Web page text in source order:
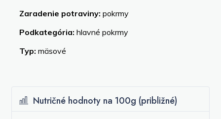
Zaradenie potraviny: pokrmy
Podkategória: hlavné pokrmy
Typ: mäsové
Nutričné hodnoty na 100g (približné)